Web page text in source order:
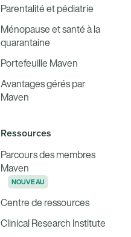
Parentalité et pédiatrie
Ménopause et santé à la
quarantaine
Portefeuille Maven
Avantages gérés par
Maven
Ressources
Parcours des membres
Maven
NOUVEAU
Centre de ressources
Clinical Research Institute